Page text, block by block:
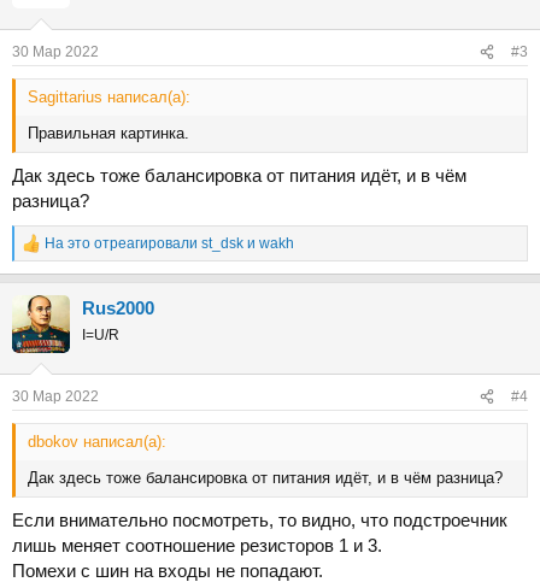
30 Мар 2022 #3
Sаgittarius написал(а):
Правильная картинка.
Дак здесь тоже балансировка от питания идёт, и в чём
разница?
Р
е
к
ц
и
На это отреагировали st_dsk и wakh
Rus2000
I=U/R
30 Мар 2022 #4
dbokov написал(а):
Дак здесь тоже балансировка от питания идёт, и в чём разница?
Если внимательно посмотреть, то видно, что подстроечник
лишь меняет соотношение резисторов 1 и 3.
Помехи с шин на входы не попадают.